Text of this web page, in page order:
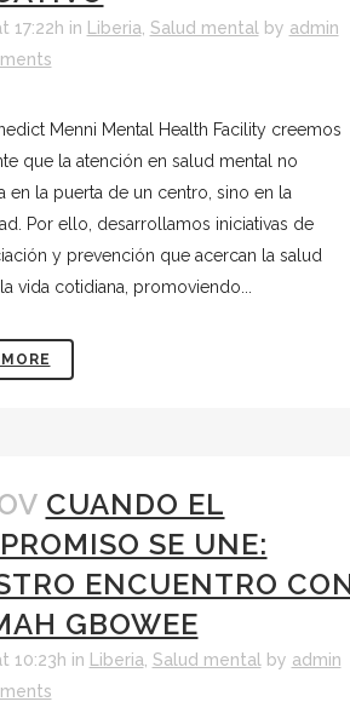
17:22h in Liberia Salud mental by admin
Menni Mental Health Facility creemos
que la atención en salud mental no
en la puerta de un centro, sino en la
Por ello, desarrollamos iniciativas de
y prevención que acercan la salud
vida cotidiana, promoviendo...
CUANDO EL
SE UNE:
ENCUENTRO
GBOWEE
10:23h in Liberia Salud mental by admin